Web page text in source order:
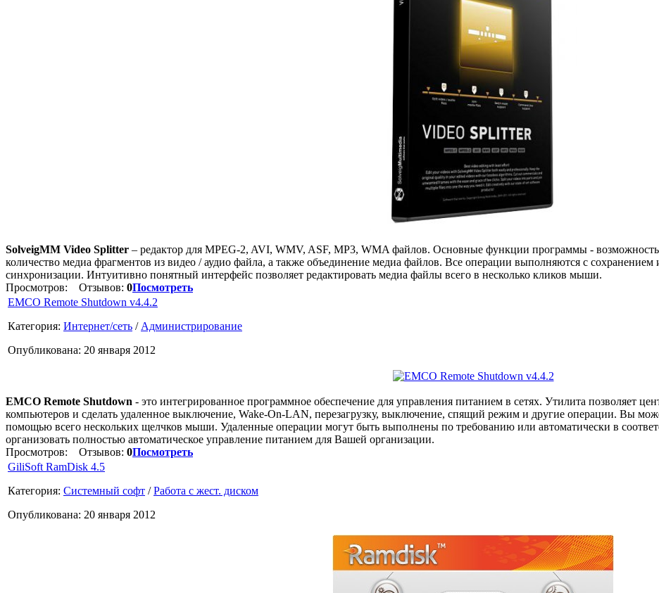
SolveigMM Video Splitter – редактор для MPEG-2, AVI, WMV, ASF, MP3, WMA файлов. Основные функции программы - возможность
количество медиа фрагментов из видео / аудио файла, а также объединение медиа файлов. Все операции выполняются с сохранением
синхронизации. Интуитивно понятный интерфейс позволяет редактировать медиа файлы всего в несколько кликов мыши.
Просмотров:
Отзывов: 0Посмотреть
EMCO Remote Shutdown v4.4.2
Категория: Интернет/сеть / Администрирование
Опубликована: 20 января 2012
EMCO Remote Shutdown - это интегрированное программное обеспечение для управления питанием в сетях. Утилита позволяет
компьютеров и сделать удаленное выключение, Wake-On-LAN, перезагрузку, выключение, спящий режим и другие операции. Вы
помощью всего нескольких щелчков мыши. Удаленные операции могут быть выполнены по требованию или автоматически в
организовать полностью автоматическое управление питанием для Вашей организации.
Просмотров:
Отзывов: 0Посмотреть
GiliSoft RamDisk 4.5
Категория: Системный софт /Работа с жест. диском
Опубликована: 20 января 2012